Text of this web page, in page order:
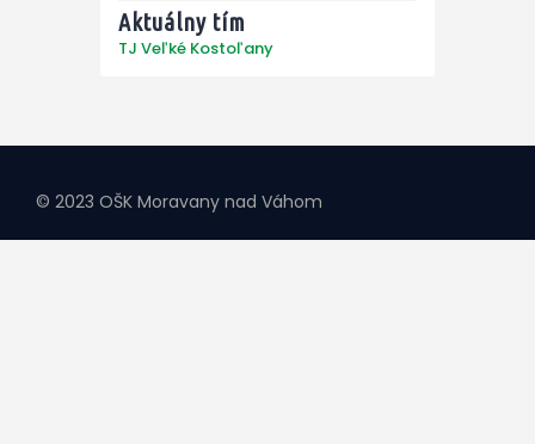
Aktuálny tím
TJ Veľké Kostoľany
© 2023 OŠK Moravany nad Váhom